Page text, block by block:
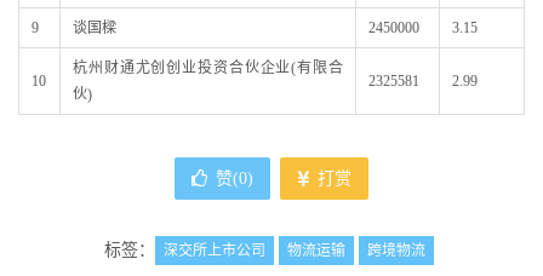
9 谈国樑 2450000 3.15
10
杭州财通尤创创业投资合伙企业(有限合
伙)
2325581 2.99
赞(0) 打赏
标签： 深交所上市公司 物流运输 跨境物流